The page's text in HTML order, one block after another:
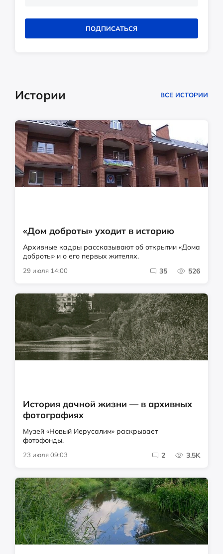
ПОДПИСАТЬСЯ
Истории ВСЕ ИСТОРИИ
«Дом доброты» уходит в историю
Архивные кадры рассказывают об открытии «Дома
доброты» и о его первых жителях.
29 июля 14:00 35 526
История дачной жизни — в архивных
фотографиях
Музей «Новый Иерусалим» раскрывает
фотофонды.
23 июля 09:03 2 3.5K